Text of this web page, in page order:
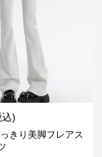
)
きり美脚フレアス